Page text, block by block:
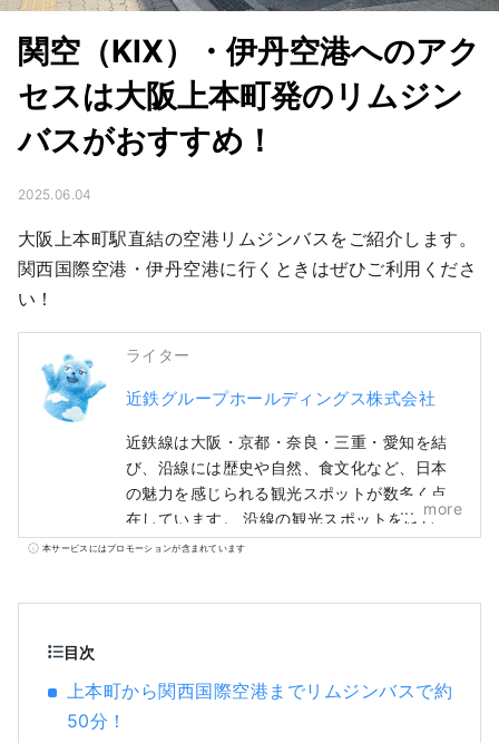
関空（KIX）・伊丹空港へのアク
セスは大阪上本町発のリムジン
バスがおすすめ！
2025.06.04
大阪上本町駅直結の空港リムジンバスをご紹介します。
関西国際空港・伊丹空港に行くときはぜひご利用くださ
い！
ライター
近鉄グループホールディングス株式会社
近鉄線は大阪・京都・奈良・三重・愛知を結
び、沿線には歴史や自然、食文化など、日本
の魅力を感じられる観光スポットが数多く点
在しています。 沿線の観光スポットをはじ
め、おすすめのレストランやホテル、旅行中
す。
more
本サービスにはプロモーションが含まれています
目次
上本町から関西国際空港までリムジンバスで約
50分！